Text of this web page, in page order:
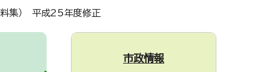
集） 平成25年度修正
市政情報